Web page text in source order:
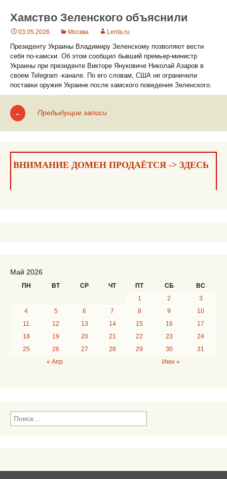
Хамство Зеленского объяснили
03.05.2026 Москва Lenta.ru
Президенту Украины Владимиру Зеленскому позволяют вести
себя по-хамски. Об этом сообщил бывший премьер-министр
Украины при президенте Викторе Януковиче Николай Азаров в
своем Telegram -канале. По его словам, США не ограничили
поставки оружия Украине после хамского поведения Зеленского.
Навигация
записям
← Предыдущие записи
ВНИМАНИЕ ДОМЕН ПРОДАЁТСЯ -> ЗДЕСЬ
Май 2026
ПН ВТ СР ЧТ ПТ СБ ВС
« Апр Июн »
1 2
3
4
5 6 7 8 9
10
11
12 13 14 15 16
17
18
19 20 21 22 23
24
25
26 27 28 29 30 31
Н
а
: